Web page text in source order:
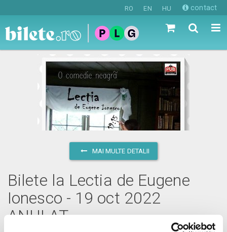
RO EN HU contact
MAI MULTE DETALII
Bilete la Lectia de Eugene
Ionesco - 19 oct 2022
ANULAT